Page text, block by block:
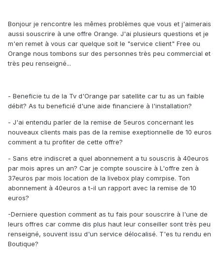
Bonjour je rencontre les mêmes problèmes que vous et j'aimerais
aussi souscrire à une offre Orange. J'ai plusieurs questions et je
m'en remet à vous car quelque soit le "service client" Free ou
Orange nous tombons sur des personnes très peu commercial et
très peu renseigné...
- Beneficie tu de la Tv d'Orange par satellite car tu as un faible
débit? As tu beneficié d'une aide financiere à l'installation?
- J'ai entendu parler de la remise de 5euros concernant les
nouveaux clients mais pas de la remise exeptionnelle de 10 euros
comment a tu profiter de cette offre?
- Sans etre indiscret a quel abonnement a tu souscris à 40euros
par mois apres un an? Car je compte souscire à L'offre zen à
37euros par mois location de la livebox play comrpise. Ton
abonnement à 40euros a t-il un rapport avec la remise de 10
euros?
-Derniere question comment as tu fais pour souscrire à l'une de
leurs offres car comme dis plus haut leur conseiller sont très peu
renseigné, souvent issu d'un service délocalisé. T'es tu rendu en
Boutique?